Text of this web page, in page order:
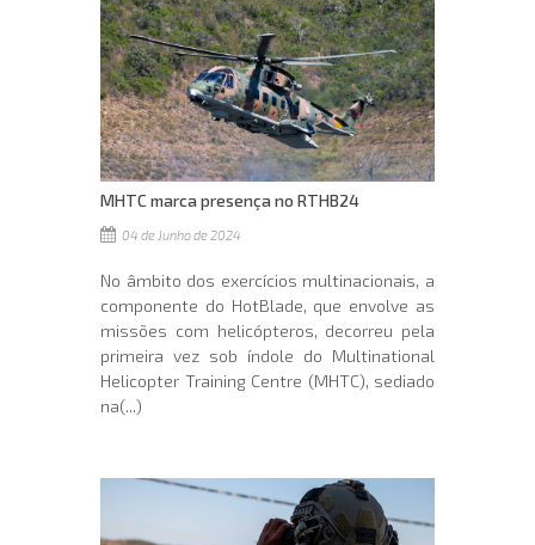
MHTC marca presença no RTHB24
04 de Junho de 2024
No âmbito dos exercícios multinacionais, a
componente do HotBlade, que envolve as
missões com helicópteros, decorreu pela
primeira vez sob índole do Multinational
Helicopter Training Centre (MHTC), sediado
na(...)